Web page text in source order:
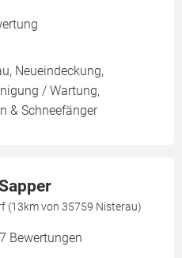
Neueindeckung,
/ Wartung,
& Schneefänger
(13km von 35759 Nisterau)
Bewertungen